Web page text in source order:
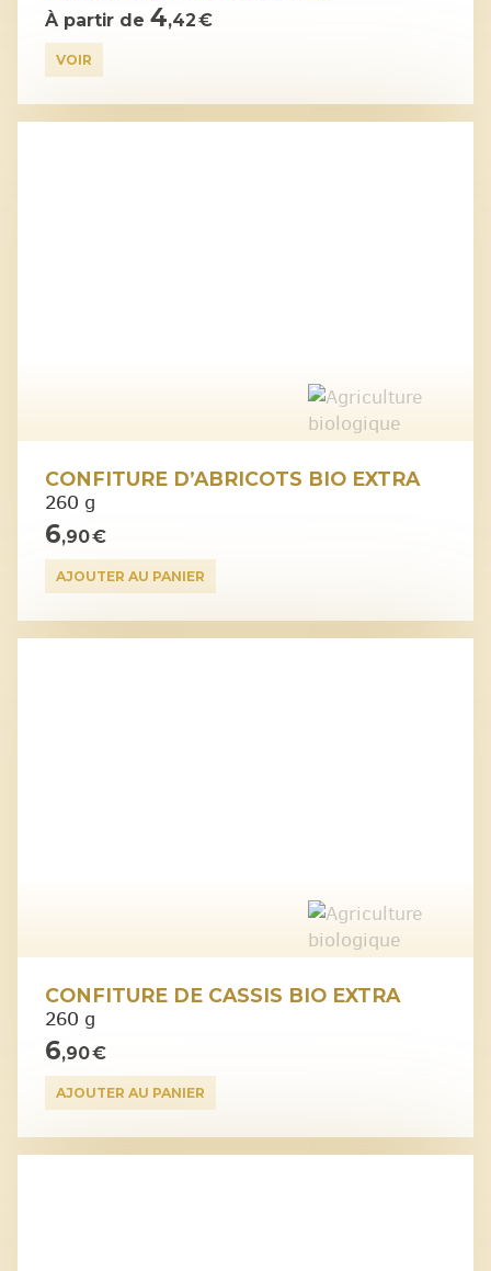
À partir de 4,42 €
VOIR
CONFITURE D’ABRICOTS BIO EXTRA
260 g
6,90 €
AJOUTER AU PANIER
CONFITURE DE CASSIS BIO EXTRA
260 g
6,90 €
AJOUTER AU PANIER